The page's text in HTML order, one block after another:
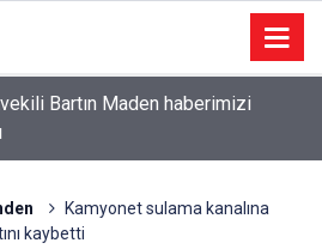
Bartın Maden haberimizi
Kamyonet sulama kanalına
kaybetti